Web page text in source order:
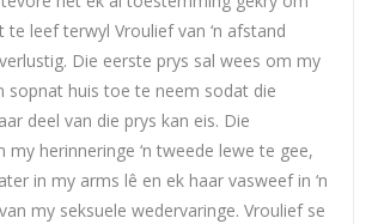
te leef terwyl Vroulief van ‘n afstand
Die eerste prys sal wees om my
sopnat huis toe te neem sodat die
deel van die prys kan eis. Die
my herinneringe ‘n tweede lewe te gee,
in my arms lê en ek haar vasweef in ‘n
my seksuele wedervaringe. Vroulief se